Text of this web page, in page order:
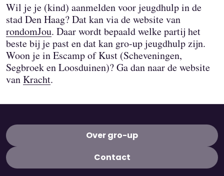
Montfoort
Oude Water
Pijnacker-Nootdorp
Rijswijk
Wil je je (kind) aanmelden voor jeugdhulp in de
stad Den Haag? Dat kan via de website van
rondomJou. Daar wordt bepaald welke partij het
beste bij je past en dat kan gro-up jeugdhulp zijn.
Woon je in Escamp of Kust (Scheveningen,
Segbroek en Loosduinen)? Ga dan naar de website
vanKracht.
Over gro-up
Contact